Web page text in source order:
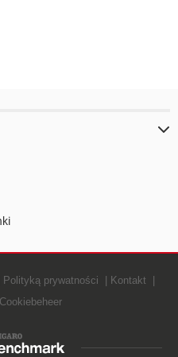
Polityką prywatności
Kontakt
Cookiebeheer